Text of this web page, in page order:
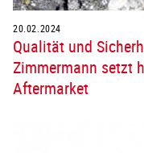
20.02.2024
Qualität und
Zimmermann setzt
Aftermarket